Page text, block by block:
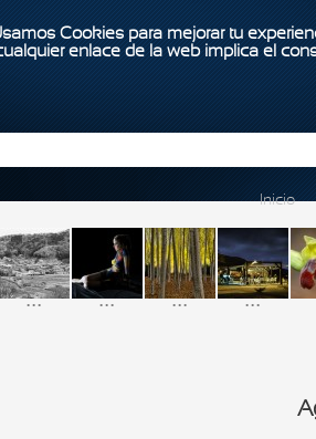
Cookies para mejorar tu
enlace de la web implica el
Inicio
... ... ... ...